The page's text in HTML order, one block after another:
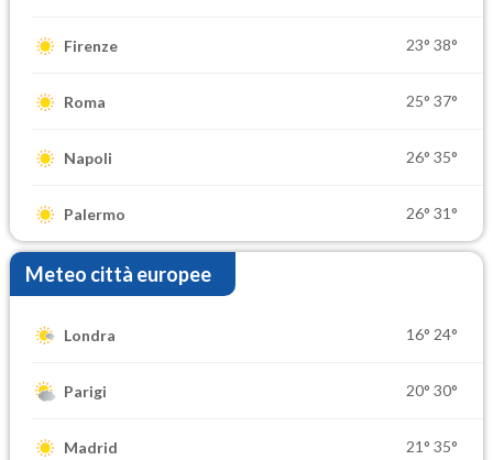
Firenze 23° 38°
Roma 25° 37°
Napoli 26° 35°
Palermo 26° 31°
Meteo città europee
Londra 16° 24°
Parigi 20° 30°
Madrid 21° 35°